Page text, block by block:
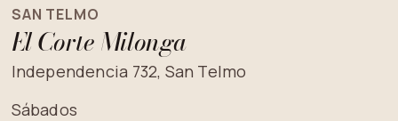
SAN TELMO
El Corte Milonga
Independencia 732, San Telmo
Sábados